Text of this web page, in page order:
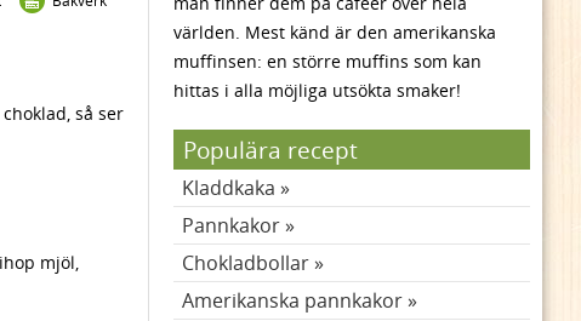
så ser
mjöl,
världen. Mest känd är den amerikanska
muffinsen: en större muffins som kan
hittas i alla möjliga utsökta smaker!
Populära recept
Kladdkaka
Pannkakor
Chokladbollar
Amerikanska pannkakor